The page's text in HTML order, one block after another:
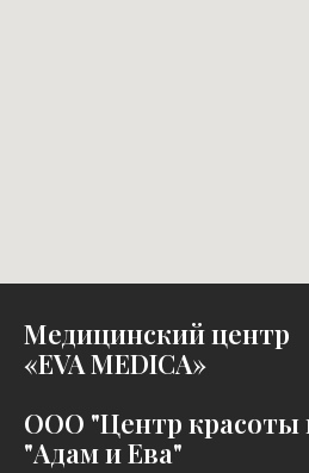
Медицинский центр
«EVA MEDICA»
ООО "Центр красоты
"Адам и Ева"